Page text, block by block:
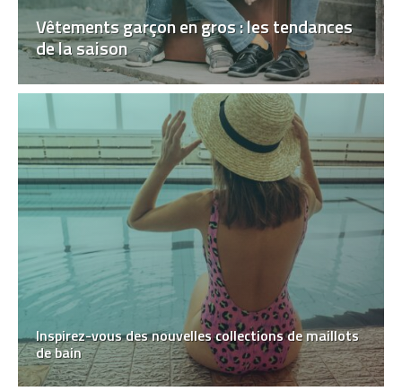
Vêtements garçon en gros : les tendances
de la saison
Inspirez-vous des nouvelles collections de maillots
de bain